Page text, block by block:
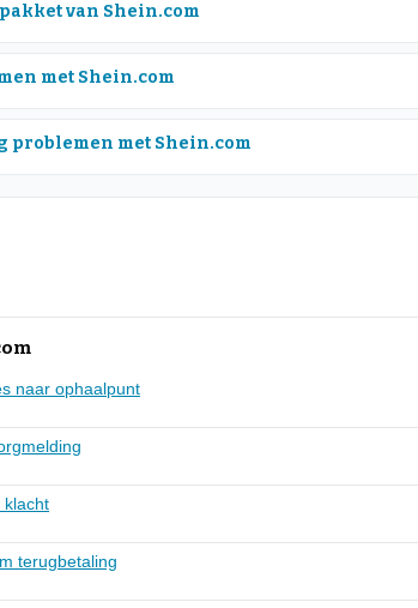
van Shein.com
met Shein.com
problemen met Shein.com
naar ophaalpunt
klacht
terugbetaling